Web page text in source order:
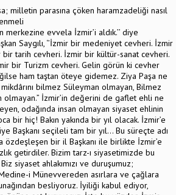
milletin parasına çöken haramzadeliği nasıl
merkezine evvela İzmir’i aldık.’’ diye
Saygılı, ‘’İzmir bir medeniyet cevheri. İzmir
tarih cevheri. İzmir bir kültür-sanat cevheri.
bir Turizm cevheri. Gelin görün ki cevher
ham taştan öteye gidemez. Ziya Paşa ne
bilmez Süleyman olmayan, Bilmez
olmayan.” İzmir’in değerini de gaflet ehli ne
odağında insan olmayan siyaset ehlinin
bir hiç! Bakın yakında bir yıl olacak. İzmir’e
Başkanı seçileli tam bir yıl… Bu süreçte adı
bir il Başkanı ile birlikte İzmir’e
getirdiler. Bizim tarz-ı siyasetimizde bu
siyaset ahlakımızı ve duruşumuz;
i Münevvereden asırlara ve çağlara
besliyoruz. İyiliği kabul ediyor,